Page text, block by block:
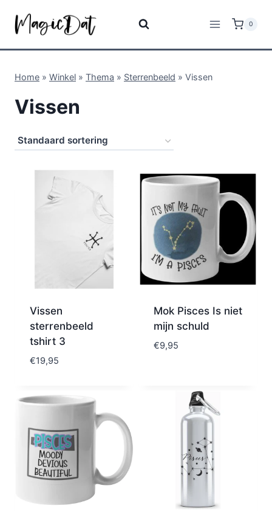
0
Home » Winkel » Thema » Sterrenbeeld » Vissen
Vissen
Vissen
sterrenbeeld
tshirt 3
€19,95
Mok Pisces Is niet
mijn schuld
€9,95